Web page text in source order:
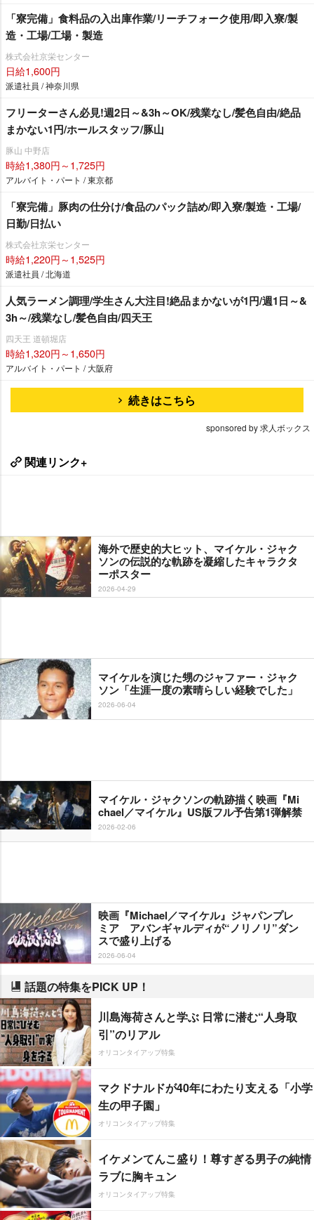
「寮完備」食料品の入出庫作業/リーチフォーク使用/即入寮/製
造・工場/工場・製造
株式会社京栄センター
日給1,600円
派遣社員 / 神奈川県
フリーターさん必見!週2日～&3h～OK/残業なし/髪色自由/絶品
まかない1円/ホールスタッフ/豚山
豚山 中野店
時給1,380円～1,725円
アルバイト・パート / 東京都
「寮完備」豚肉の仕分け/食品のパック詰め/即入寮/製造・工場/
日勤/日払い
株式会社京栄センター
時給1,220円～1,525円
派遣社員 / 北海道
人気ラーメン調理/学生さん大注目!絶品まかないが1円/週1日～&
3h～/残業なし/髪色自由/四天王
四天王 道頓堀店
時給1,320円～1,650円
アルバイト・パート / 大阪府
続きはこちら
sponsored by 求人ボックス
関連リンク+
海外で歴史的大ヒット、マイケル・ジャク
ソンの伝説的な軌跡を凝縮したキャラクタ
ーポスター
2026-04-29
マイケルを演じた甥のジャファー・ジャク
ソン「生涯一度の素晴らしい経験でした」
2026-06-04
マイケル・ジャクソンの軌跡描く映画『Mi
chael／マイケル』US版フル予告第1弾解禁
2026-02-06
映画『Michael／マイケル』ジャパンプレ
ミア アバンギャルディが“ノリノリ”ダン
スで盛り上げる
2026-06-04
話題の特集をPICK UP！
川島海荷さんと学ぶ 日常に潜む“人身取
引”のリアル
オリコンタイアップ特集
マクドナルドが40年にわたり支える「小学
生の甲子園」
オリコンタイアップ特集
イケメンてんこ盛り！尊すぎる男子の純情
ラブに胸キュン
オリコンタイアップ特集